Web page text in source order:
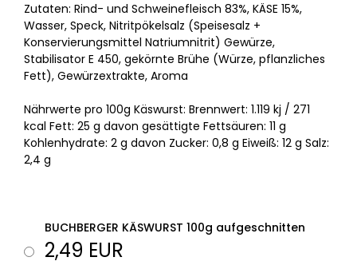
Zutaten: Rind- und Schweinefleisch 83%, KÄSE 15%,
Wasser, Speck, Nitritpökelsalz (Speisesalz +
Konservierungsmittel Natriumnitrit) Gewürze,
Stabilisator E 450, gekörnte Brühe (Würze, pflanzliches
Fett), Gewürzextrakte, Aroma
Nährwerte pro 100g Käswurst: Brennwert: 1.119 kj / 271
kcal Fett: 25 g davon gesättigte Fettsäuren: 11 g
Kohlenhydrate: 2 g davon Zucker: 0,8 g Eiweiß: 12 g Salz:
2,4 g
BUCHBERGER KÄSWURST 100g aufgeschnitten
2,49 EUR